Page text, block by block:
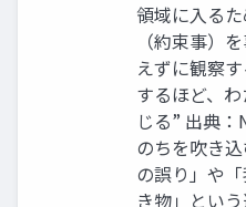
領域に入る
（約束事）
えずに観察
するほど、
じる” 出典
のちを吹き
の誤り」や
き物」とい